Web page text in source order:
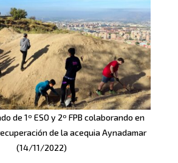
de 1º ESO y 2º FPB colaborando en
de la acequia Aynadamar
(14/11/2022)